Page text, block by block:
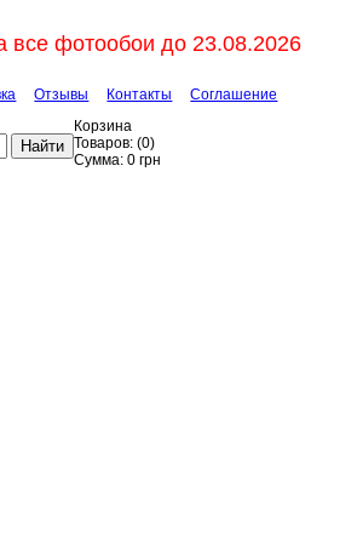
все фотообои до 23.08.2026
Отзывы Контакты Соглашение
Найти
Корзина
Товаров: (0)
Сумма: 0 грн